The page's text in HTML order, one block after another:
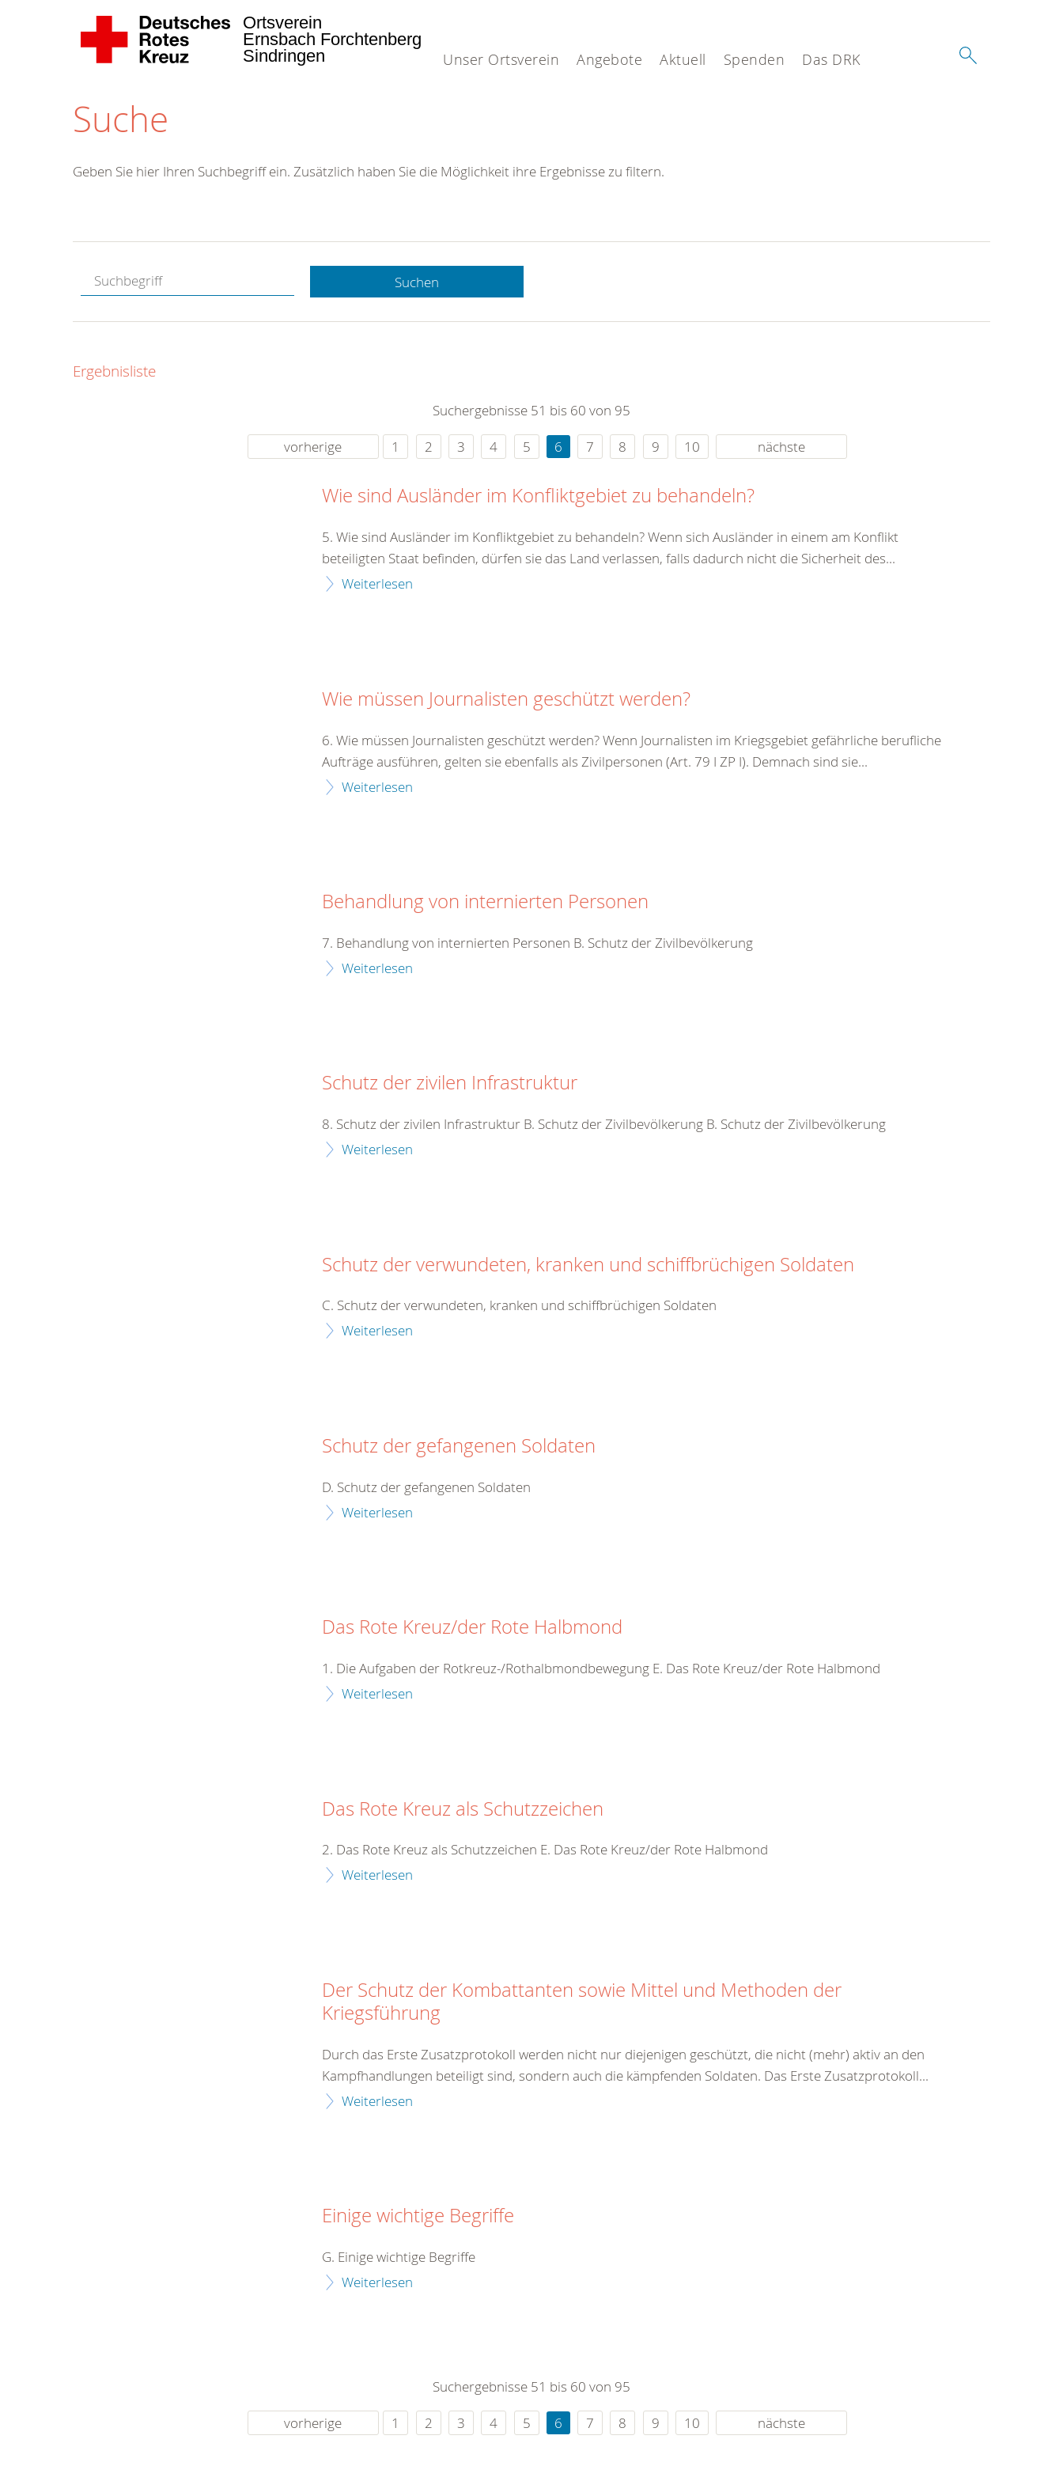
Unser Ortsverein Angebote Aktuell Spenden Das DRK
Ortsverein
Ernsbach Forchtenberg
Sindringen
Suche
Hotline.
gerne.
rund um die Uhr
Geben Sie hier Ihren Suchbegriff ein. Zusätzlich haben Sie die Möglichkeit ihre Ergebnisse zu filtern.
Suchen
Ergebnisliste
Suchergebnisse 51 bis 60 von 95
vorherige
1 2 3 4 5 6 7 8 9 10 nächste
Wie sind Ausländer im Konfliktgebiet zu behandeln?
5. Wie sind Ausländer im Konfliktgebiet zu behandeln? Wenn sich Ausländer in einem am Konflikt
beteiligten Staat befinden, dürfen sie das Land verlassen, falls dadurch nicht die Sicherheit des...
Weiterlesen
Wie müssen Journalisten geschützt werden?
6. Wie müssen Journalisten geschützt werden? Wenn Journalisten im Kriegsgebiet gefährliche berufliche
Aufträge ausführen, gelten sie ebenfalls als Zivilpersonen (Art. 79 I ZP I). Demnach sind sie...
Weiterlesen
Behandlung von internierten Personen
7. Behandlung von internierten Personen B. Schutz der Zivilbevölkerung
Weiterlesen
Schutz der zivilen Infrastruktur
8. Schutz der zivilen Infrastruktur B. Schutz der Zivilbevölkerung B. Schutz der Zivilbevölkerung
Weiterlesen
Schutz der verwundeten, kranken und schiffbrüchigen Soldaten
C. Schutz der verwundeten, kranken und schiffbrüchigen Soldaten
Weiterlesen
Schutz der gefangenen Soldaten
D. Schutz der gefangenen Soldaten
Weiterlesen
Das Rote Kreuz/der Rote Halbmond
1. Die Aufgaben der Rotkreuz-/Rothalbmondbewegung E. Das Rote Kreuz/der Rote Halbmond
Weiterlesen
Das Rote Kreuz als Schutzzeichen
2. Das Rote Kreuz als Schutzzeichen E. Das Rote Kreuz/der Rote Halbmond
Weiterlesen
Der Schutz der Kombattanten sowie Mittel und Methoden der
Kriegsführung
Durch das Erste Zusatzprotokoll werden nicht nur diejenigen geschützt, die nicht (mehr) aktiv an den
Kampfhandlungen beteiligt sind, sondern auch die kämpfenden Soldaten. Das Erste Zusatzprotokoll...
Weiterlesen
Einige wichtige Begriffe
G. Einige wichtige Begriffe
Weiterlesen
Suchergebnisse 51 bis 60 von 95
vorherige
1 2 3 4 5 6 7 8 9 10 nächste